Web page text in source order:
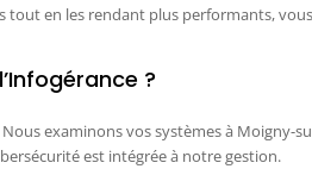
tout en les rendant plus performants,
?
Nous examinons vos systèmes à Moigny-
est intégrée à notre gestion.